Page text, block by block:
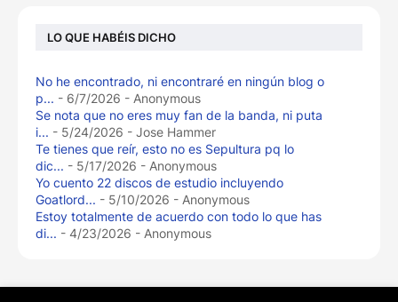
LO QUE HABÉIS DICHO
No he encontrado, ni encontraré en ningún blog o
p... - 6/7/2026 - Anonymous
Se nota que no eres muy fan de la banda, ni puta
i... - 5/24/2026 - Jose Hammer
Te tienes que reír, esto no es Sepultura pq lo
dic... - 5/17/2026 - Anonymous
Yo cuento 22 discos de estudio incluyendo
Goatlord... - 5/10/2026 - Anonymous
Estoy totalmente de acuerdo con todo lo que has
di... - 4/23/2026 - Anonymous